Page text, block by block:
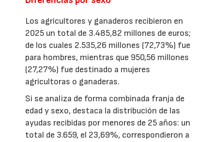
Los agricultores y ganaderos recibieron en
2025 un total de 3.485,82 millones de euros;
de los cuales 2.535,26 millones (72,73%) fue
para hombres, mientras que 950,56 millones
(27,27%) fue destinado a mujeres
agricultoras o ganaderas.
Si se analiza de forma combinada franja de
edad y sexo, destaca la distribución de las
ayudas recibidas por menores de 25 años: un
total de 3.659, el 23,69%, correspondieron a